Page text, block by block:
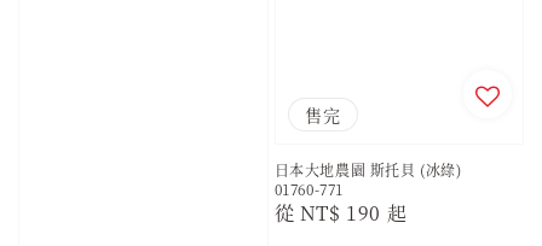
售完
日本大地農園 斯托貝 (冰綠)
01760-771
Regular
從 NT$ 190 起